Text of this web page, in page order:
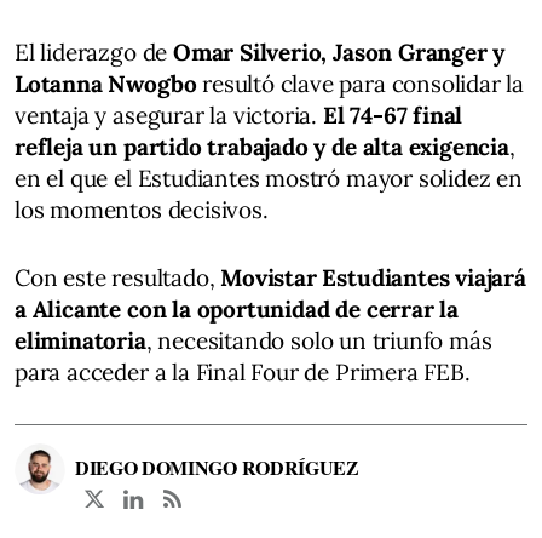
El liderazgo de Omar Silverio, Jason Granger y
Lotanna Nwogboresultó clave para consolidar la
ventaja y asegurar la victoria. El 74-67 final
refleja un partido trabajado y de alta exigencia,
en el que el Estudiantes mostró mayor solidez en
los momentos decisivos.
Con este resultado, Movistar Estudiantes viajará
a Alicante con la oportunidad de cerrar la
eliminatoria, necesitando solo un triunfo más
para acceder a la Final Four de Primera FEB.
DIEGO DOMINGO RODRÍGUEZ